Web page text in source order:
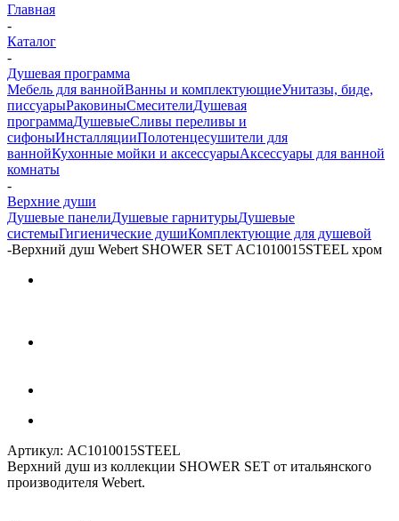
Главная
-
Каталог
-
Душевая программа
Мебель для ваннойВанны и комплектующиеУнитазы, биде,
писсуарыРаковиныСмесителиДушевая
программаДушевыеСливы переливы и
сифоныИнсталляцииПолотенцесушители для
ваннойКухонные мойки и аксессуарыАксессуары для ванной
комнаты
-
Верхние души
Душевые панелиДушевые гарнитурыДушевые
системыГигиенические душиКомплектующие для душевой
-Верхний душ Webert SHOWER SET AC1010015STEEL хром
Артикул: AC1010015STEEL
Верхний душ из коллекции SHOWER SET от итальянского
производителя Webert.